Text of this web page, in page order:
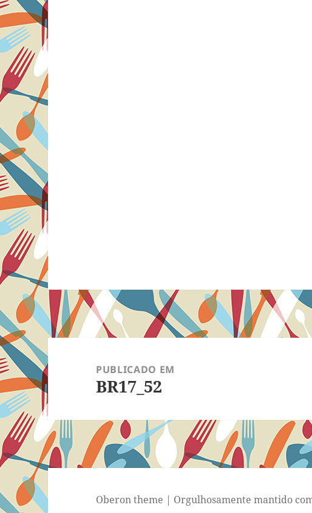
de
Post
PUBLICADO EM
BR17_52
Oberon theme | Orgulhosamente mantido